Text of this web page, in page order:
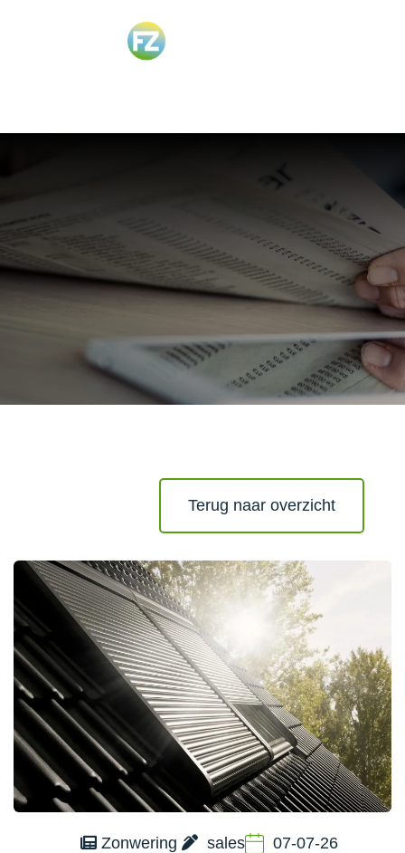
Terug naar overzicht
Zonwering sales 07-07-26